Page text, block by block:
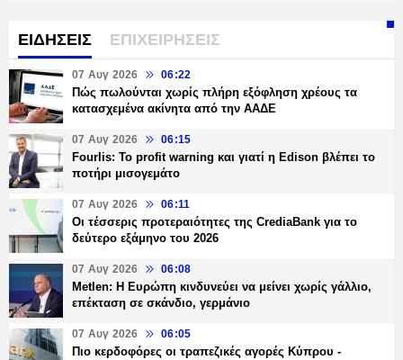
ΕΙΔΗΣΕΙΣ ΕΠΙΧΕΙΡΗΣΕΙΣ
07 Αυγ 2026 06:22
Πώς πωλούνται χωρίς πλήρη εξόφληση χρέους τα
κατασχεμένα ακίνητα από την ΑΑΔΕ
07 Αυγ 2026 06:15
Fourlis: Το profit warning και γιατί η Edison βλέπει το
ποτήρι μισογεμάτο
07 Αυγ 2026 06:11
Οι τέσσερις προτεραιότητες της CrediaBank για το
δεύτερο εξάμηνο του 2026
07 Αυγ 2026 06:08
Metlen: Η Ευρώπη κινδυνεύει να μείνει χωρίς γάλλιο,
επέκταση σε σκάνδιο, γερμάνιο
07 Αυγ 2026 06:05
Πιο κερδοφόρες οι τραπεζικές αγορές Κύπρου -